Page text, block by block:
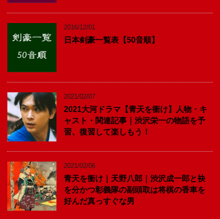
2016/12/01
日本剣豪一覧表【50音順】
2021/02/07
2021大河ドラマ【青天を衝け】人物・キ
ャスト・関連記事｜渋沢栄一の物語を予
習、復習して楽しもう！
2021/02/06
青天を衝け｜天野八郎｜渋沢成一郎と袂
を分かつ彰義隊の副頭取は将棋の香車を
好んだ真っすぐな男